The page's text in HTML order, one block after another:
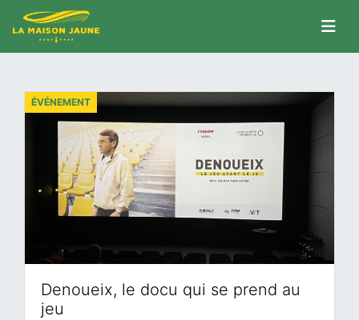
Denoueix, le docu qui se prend au
jeu
ÉVÉNEMENT